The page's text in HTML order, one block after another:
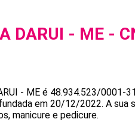
DARUI - ME -
- ME é 48.934.523/0001-31
em 20/12/2022. A sua
manicure e pedicure.